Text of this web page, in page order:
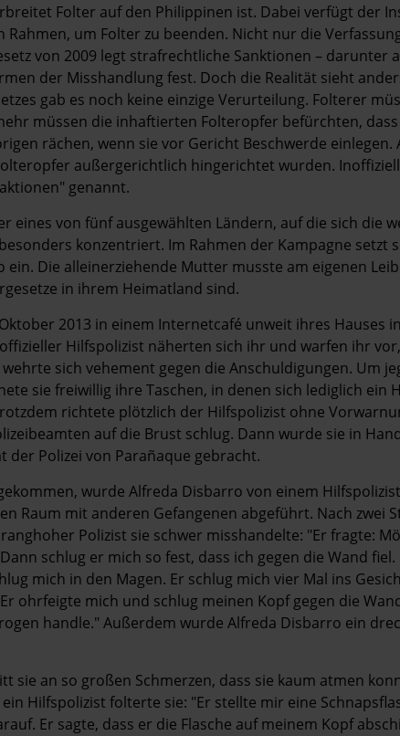
Folter auf den Philippinen ist. Dabei verfügt der
um Folter zu beenden. Nicht nur die
von 2009 legt strafrechtliche Sanktionen – darunter
der Misshandlung fest. Doch die Realität sieht
gab es noch keine einzige Verurteilung. Folterer
müssen die ­inhaftierten Folteropfer befürchten,
rächen, wenn sie vor Gericht Beschwerde einlegen.
außergerichtlich hingerichtet wurden.
genannt.
eines von fünf ausgewählten Ländern, auf die sich die
konzentriert. Im Rahmen der Kampagne setzt
ein. Die alleinerziehende Mutter musste am eigenen
in ihrem Heimatland sind.
2013 in einem Internetcafé unweit ihres Hauses
Hilfspolizist näherten sich ihr und warfen ihr
sich vehement gegen die Anschuldigungen. Um
sie freiwillig ihre Taschen, in denen sich lediglich ein
richtete plötzlich der Hilfspolizist ohne
auf die Brust schlug. Dann wurde sie in
der Polizei von Parañaque gebracht.
wurde Alfreda Disbarro von einem
Raum mit anderen Gefangenen abgeführt. Nach zwei
Polizist sie schwer misshandelte: "Er fragte:
schlug er mich so fest, dass ich gegen die Wand
mich in den Magen. Er schlug mich vier Mal ins
ohrfeigte mich und schlug meinen Kopf gegen die
handle." Außerdem wurde Alfreda Disbarro ein
sie an so großen Schmerzen, dass sie kaum atmen
Hilfspolizist folterte sie: "Er stellte mir eine
Er sagte, dass er die Flasche auf meinem Kopf